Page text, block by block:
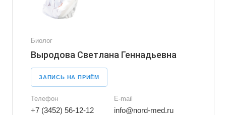
Биолог
Выродова Светлана Геннадьевна
ЗАПИСЬ НА ПРИЁМ
Телефон
+7 (3452) 56-12-12
E-mail
info@nord-med.ru